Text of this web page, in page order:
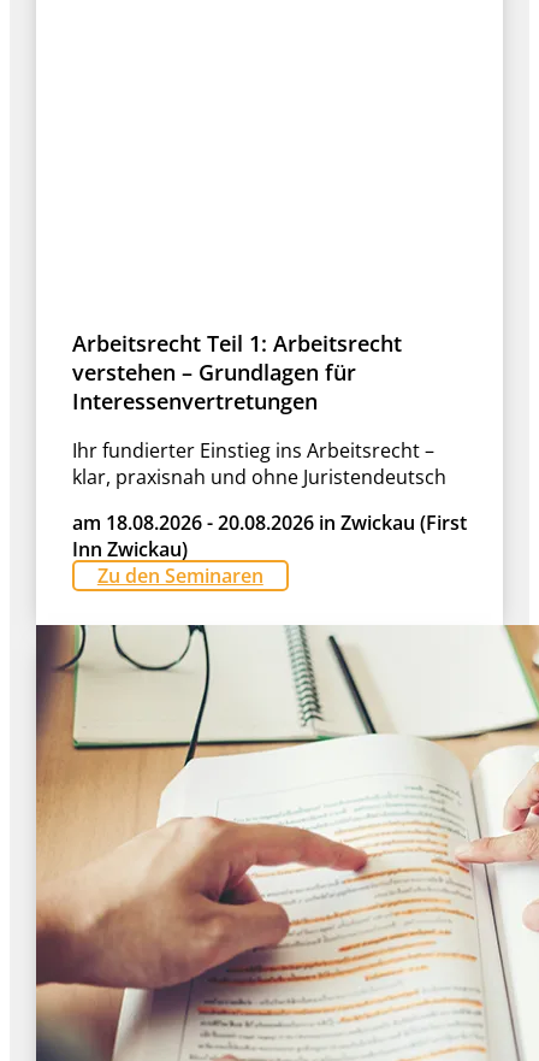
Arbeitsrecht Teil 1: Arbeitsrecht
verstehen – Grundlagen für
Interessenvertretungen
Ihr fundierter Einstieg ins Arbeitsrecht –
klar, praxisnah und ohne Juristendeutsch
am 18.08.2026 - 20.08.2026 in Zwickau (First
Inn Zwickau)
Zu den Seminaren